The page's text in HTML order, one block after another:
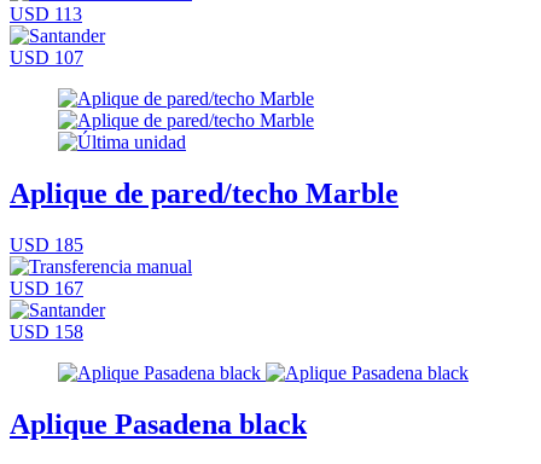
USD 113
USD 107
Aplique de pared/techo Marble
USD 185
USD 167
USD 158
Aplique Pasadena black